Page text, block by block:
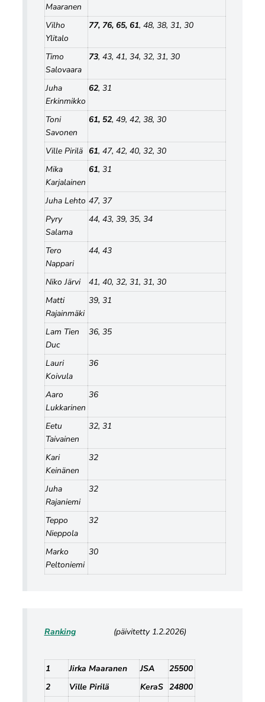
Maaranen
Vilho
Ylitalo
77, 76, 65, 61, 48, 38, 31, 30
Timo
Salovaara
73, 43, 41, 34, 32, 31, 30
Juha
Erkinmikko
62, 31
Toni
Savonen
61, 52, 49, 42, 38, 30
Ville Pirilä 61, 47, 42, 40, 32, 30
Mika
Karjalainen
61, 31
Juha Lehto 47, 37
Pyry
Salama
44, 43, 39, 35, 34
Tero
Nappari
44, 43
Niko Järvi
41, 40, 32, 31, 31, 30
Matti
Rajainmäki
39, 31
Lam Tien
Duc
36, 35
Lauri
Koivula
36
Aaro
Lukkarinen
36
Eetu
Taivainen
32, 31
Kari
Keinänen
32
Juha
Rajaniemi
32
Teppo
Nieppola
32
Marko
Peltoniemi
30
Ranking(päivitetty 1.2.2026)
1 Jirka Maaranen JSA
25500
2
Ville Pirilä KeraS 24800